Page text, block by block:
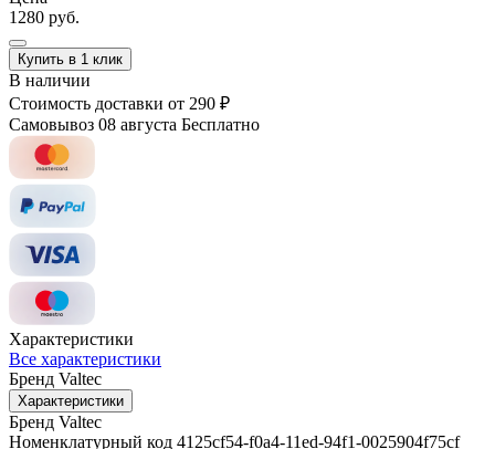
1280 руб.
Купить в 1 клик
В наличии
Стоимость доставки от 290 ₽
Самовывоз 08 августа Бесплатно
Характеристики
Все характеристики
Бренд Valtec
Характеристики
Бренд Valtec
Номенклатурный код 4125cf54-f0a4-11ed-94f1-0025904f75cf